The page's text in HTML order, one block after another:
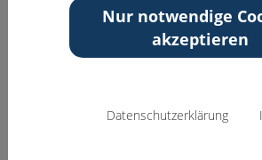
Nur notwendige
akzeptieren
Datenschutzerklärung